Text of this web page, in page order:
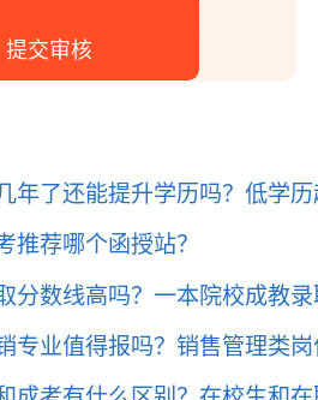
年了还能提升学历吗？低学
推荐哪个函授站？
分数线高吗？一本院校成教
专业值得报吗？销售管理类